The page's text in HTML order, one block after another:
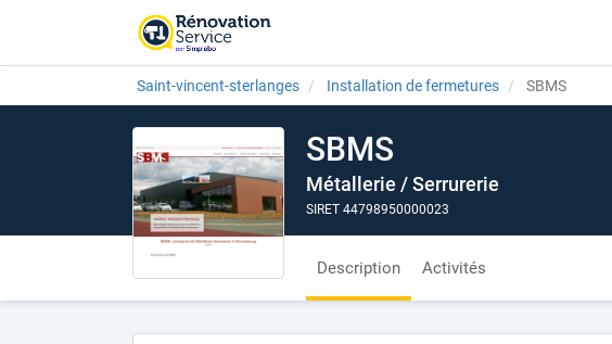
Saint-vincent-sterlanges Installation de fermetures SBMS
SBMS
Métallerie / Serrurerie
SIRET 44798950000023
Description Activités